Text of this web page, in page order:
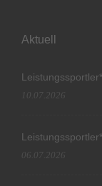
Aktuell
10.07.2026
06.07.2026